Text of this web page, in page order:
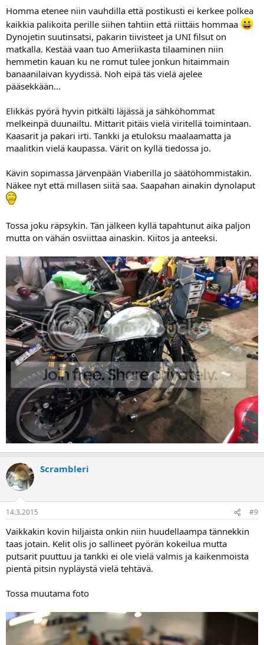
Homma etenee niin vauhdilla että postikusti ei kerkee polkea
kaikkia palikoita perille siihen tahtiin että riittäis hommaa
Dynojetin suutinsatsi, pakarin tiivisteet ja UNI filsut on
matkalla. Kestää vaan tuo Ameriikasta tilaaminen niin
hemmetin kauan ku ne romut tulee jonkun hitaimmain
banaanilaivan kyydissä. Noh eipä täs vielä ajelee
pääsekkään...
Elikkäs pyörä hyvin pitkälti läjässä ja sähköhommat
melkeinpä duunailtu. Mittarit pitäis vielä viritellä toimintaan.
Kaasarit ja pakari irti. Tankki ja etuloksu maalaamatta ja
maalitkin vielä kaupassa. Värit on kyllä tiedossa jo.
Kävin sopimassa Järvenpään Viaberilla jo säätöhommistakin.
Näkee nyt että millasen siitä saa. Saapahan ainakin dynolaput
Tossa joku räpsykin. Tän jälkeen kyllä tapahtunut aika paljon
mutta on vähän osviittaa ainaskin. Kiitos ja anteeksi.
Scrambleri
14.3.2015 #9
Vaikkakin kovin hiljaista onkin niin huudellaampa tännekkin
taas jotain. Kelit olis jo sallineet pyörän kokeilua mutta
putsarit puuttuu ja tankki ei ole vielä valmis ja kaikenmoista
pientä pitsin nypläystä vielä tehtävä.
Tossa muutama foto